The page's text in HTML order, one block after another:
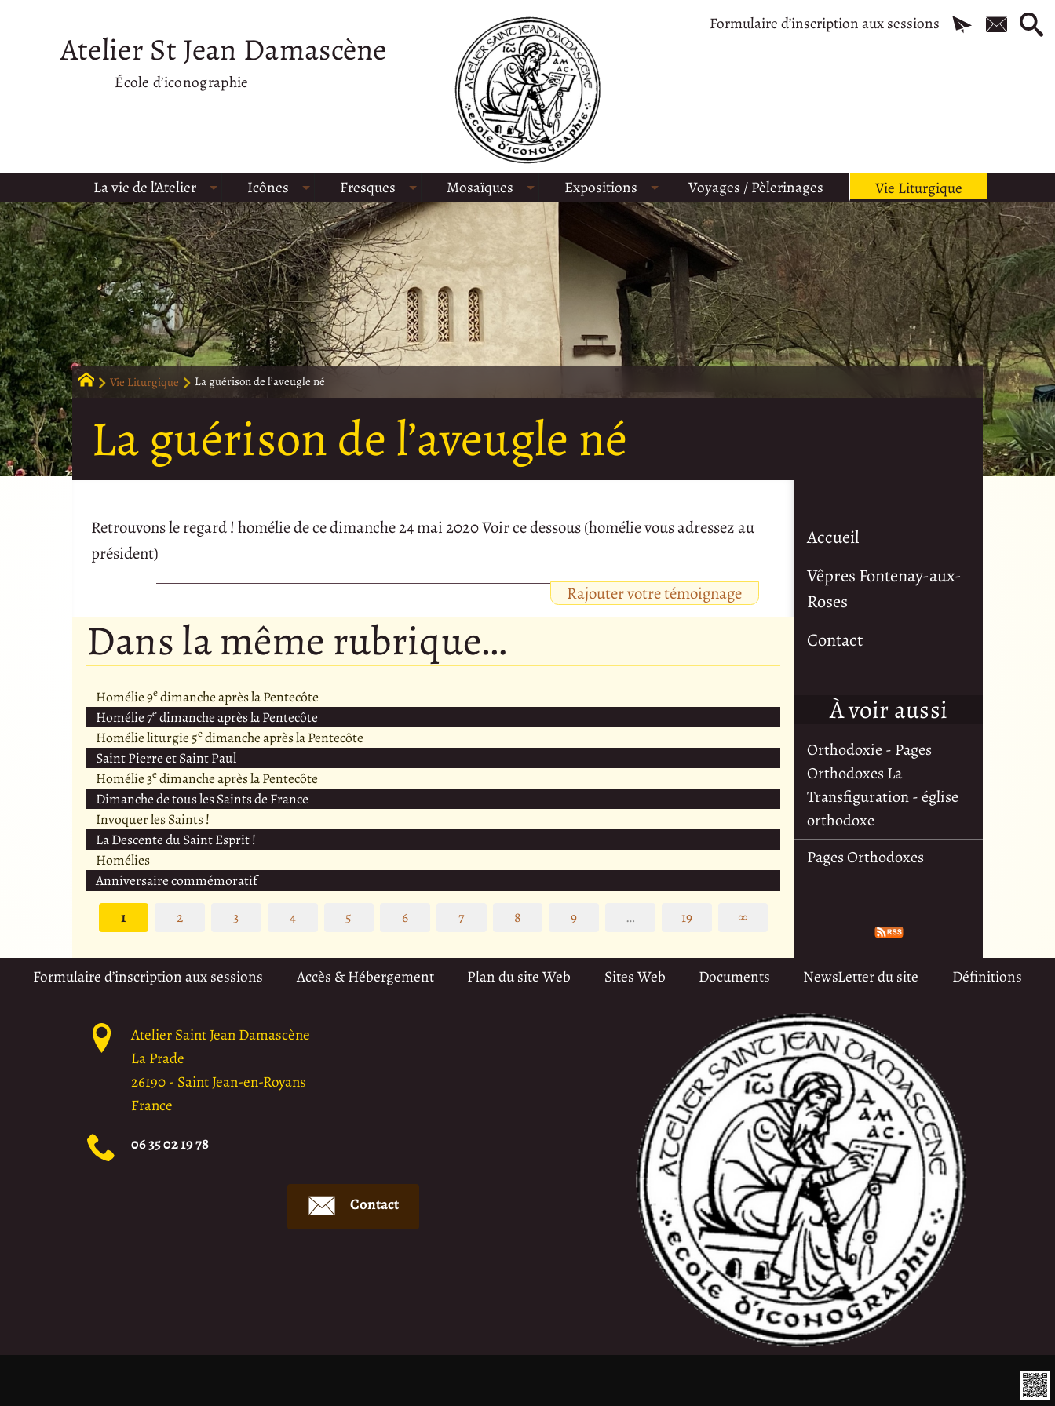
Formulaire d’inscription aux sessions
Atelier St Jean Damascène
École d’iconographie
La vie de l’Atelier Icônes Fresques Mosaïques Expositions Voyages / Pèlerinages Vie Liturgique
Vie Liturgique La guérison de l’aveugle né
La guérison de l’aveugle né
Retrouvons le regard ! homélie de ce dimanche 24 mai 2020 Voir ce dessous (homélie vous adressez au
président)
Rajouter votre témoignage
Dans la même rubrique…
Homélie 9edimanche après la Pentecôte
Homélie 7edimanche après la Pentecôte
Homélie liturgie 5edimanche après la Pentecôte
Saint Pierre et Saint Paul
Homélie 3edimanche après la Pentecôte
Dimanche de tous les Saints de France
Invoquer les Saints !
La Descente du Saint Esprit !
Homélies
Anniversaire commémoratif
1
2 3 4 5 6 7 8 9 … 19 ∞
Accueil
Vêpres Fontenay-aux-
Roses
Contact
À voir aussi
Orthodoxie - Pages
Orthodoxes La
Transfiguration - église
orthodoxe
Pages Orthodoxes
Formulaire d’inscription aux sessions Accès & Hébergement Plan du site Web Sites Web Documents NewsLetter du site Définitions
Atelier Saint Jean Damascène
La Prade
26190- Saint Jean-en-Royans
France
06 35 02 19 78
Contact